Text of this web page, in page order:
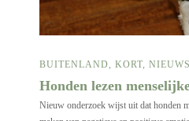
BUITENLAND, KORT, NIEUWS
Honden lezen
Nieuw onderzoek wijst uit dat honden